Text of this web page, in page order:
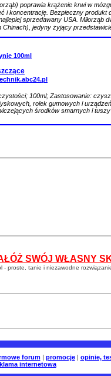
poprawia krążenie krwi w
i koncentrację. Bezpieczny
sprzedawany USA.
jedyny żyjący
100ml
100ml; Zastosowanie:
rolek gumowych i
środków smarnych i tuszy
SWÓJ WŁASNY
- proste, tanie i niezawodne
forum| promocje| opinie,
internetowa